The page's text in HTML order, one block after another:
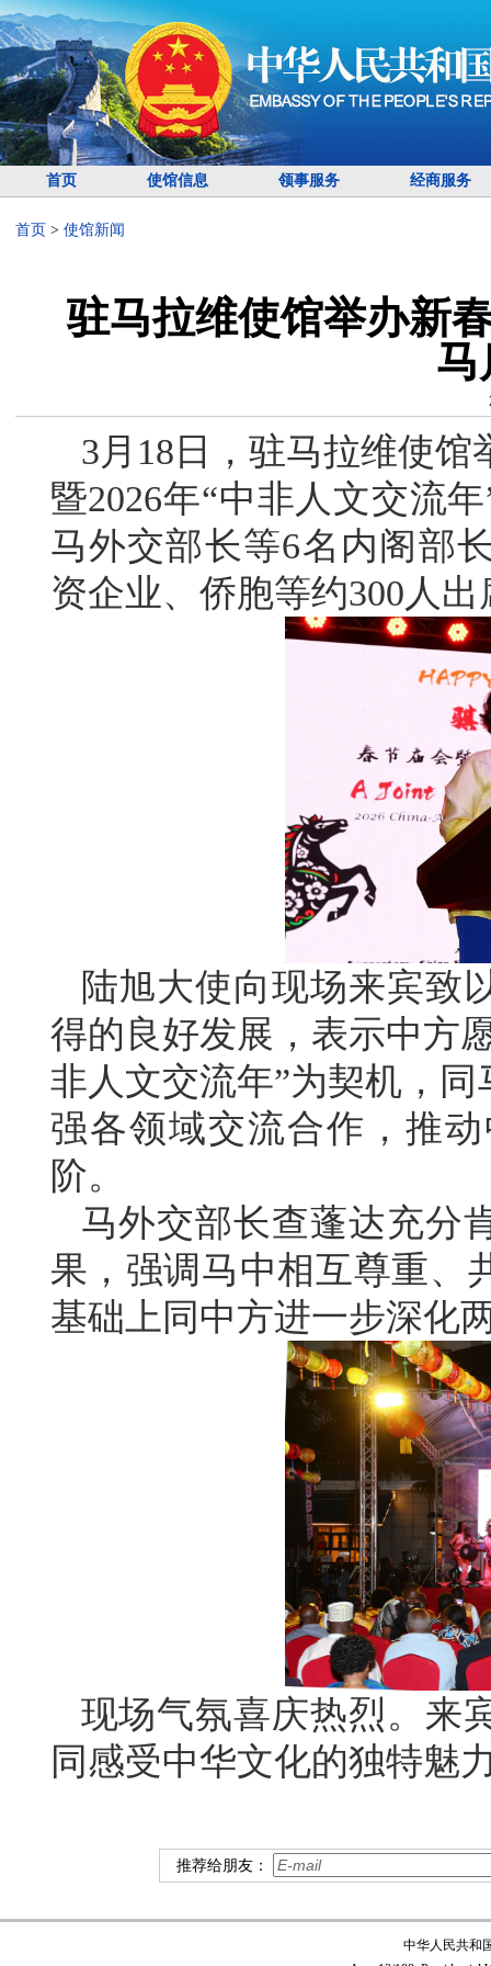
首页 使馆信息 领事服务 经商服务
首页 > 使馆新闻
驻马拉维使馆举办新
马
3月18日，驻马拉维使馆
暨2026年“中非人文交流
马外交部长等6名内阁部
资企业、侨胞等约300人出
陆旭大使向现场来宾致
得的良好发展，表示中方
非人文交流年”为契机，
强各领域交流合作，推
阶。
马外交部长查蓬达充分
果，强调马中相互尊重、
基础上同中方进一步深化
现场气氛喜庆热烈。来
同感受中华文化的独特魅
推荐给朋友：
中华人民共和